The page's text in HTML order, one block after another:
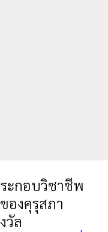
ะกอบวิชาชีพ
องคุรุสภา
วัล